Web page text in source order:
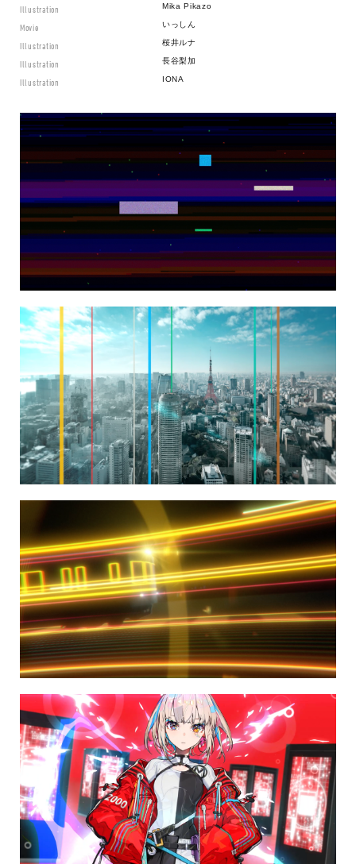
Illustration Mika Pikazo
Movie いっしん
Illustration 桜井ルナ
Illustration 長谷梨加
Illustration IONA